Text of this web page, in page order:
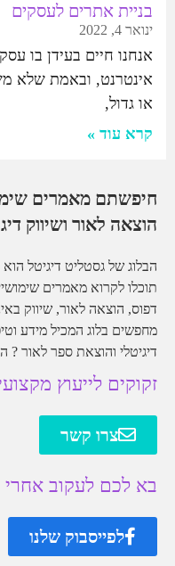
בניית אתרים לעסקים
ינואר 4, 2022
אנחנו חיים בעידן בו
אינטרנט, ובאמת שלא
או גדול,
קרא עוד »
חיפשתם מאמרים
הוצאה לאור ושיווק
הבלוג של גסטליט דיגיטל
תוכלו לקרוא מאמרים
דפוס, הוצאה לאור, שיווק
מחפשים בלוג המכיל מידע
דיגיטלי והוצאת ספר לאור ?
זקוקים לייעוץ
צרו קשר
בא לכם לעקוב אחרי
לפייסבוק שלנו